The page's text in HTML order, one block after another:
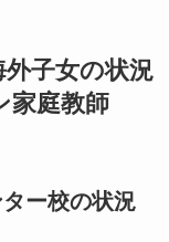
子女の状況
家庭教師
ー校の状況